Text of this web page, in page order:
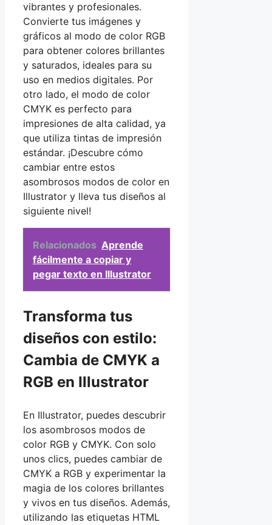
vibrantes y profesionales.
Convierte tus imágenes y
gráficos al modo de color RGB
para obtener colores brillantes
y saturados, ideales para su
uso en medios digitales. Por
otro lado, el modo de color
CMYK es perfecto para
impresiones de alta calidad, ya
que utiliza tintas de impresión
estándar. ¡Descubre cómo
cambiar entre estos
asombrosos modos de color en
Illustrator y lleva tus diseños al
siguiente nivel!
Relacionados Aprende
fácilmente a copiar y
pegar texto en Illustrator
Transforma tus
diseños con estilo:
Cambia de CMYK a
RGB en Illustrator
En Illustrator, puedes descubrir
los asombrosos modos de
color RGB y CMYK. Con solo
unos clics, puedes cambiar de
CMYK a RGB y experimentar la
magia de los colores brillantes
y vivos en tus diseños. Además,
utilizando las etiquetas HTML